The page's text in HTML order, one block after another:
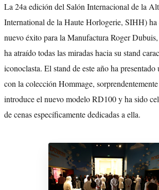
La 24a edición del Salón Internacional de la
International de la Haute Horlogerie, SIHH) ha
nuevo éxito para la Manufactura Roger
ha atraído todas las miradas hacia su stand
iconoclasta. El stand de este año ha presentado
con la colección Hommage,
introduce el nuevo modelo RD100 y ha sido
de cenas específicamente dedicadas a ella.